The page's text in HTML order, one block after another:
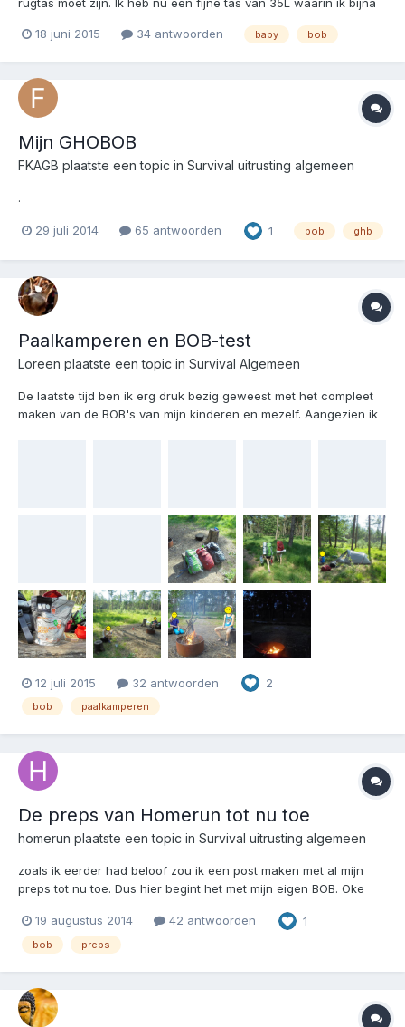
rugtas moet zijn. Ik heb nu een fijne tas van 35L waarin ik bijna
kan er nog aan gebonden worden, maar dat vind ik niet handig
18 juni 2015 34 antwoorden baby bob
Mijn GHOBOB
FKAGB plaatste een topic in Survival uitrusting algemeen
.
29 juli 2014 65 antwoorden 1 bob ghb
Paalkamperen en BOB-test
Loreen plaatste een topic in Survival Algemeen
De laatste tijd ben ik erg druk bezig geweest met het compleet
maken van de BOB's van mijn kinderen en mezelf. Aangezien ik
12 juli 2015 32 antwoorden 2
bob paalkamperen
De preps van Homerun tot nu toe
homerun plaatste een topic in Survival uitrusting algemeen
zoals ik eerder had beloof zou ik een post maken met al mijn
preps tot nu toe. Dus hier begint het met mijn eigen BOB. Oke
begint het: Het voorvakje 3 rozijnen biscuits 1 choco reep puur
(van geert) Een...
19 augustus 2014 42 antwoorden 1
bob preps